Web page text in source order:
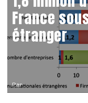
Par
France
étranger